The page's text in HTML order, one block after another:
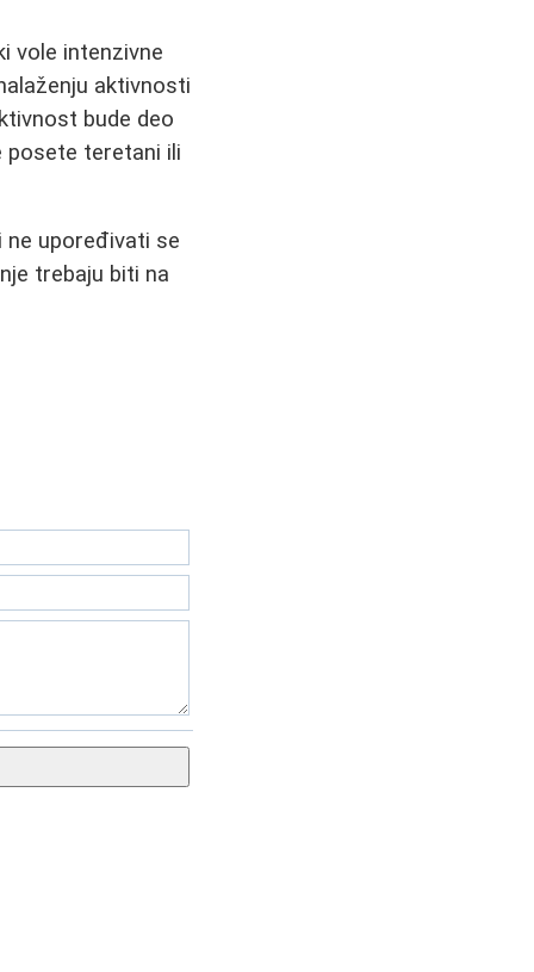
vole intenzivne
aktivnosti
bude deo
posete teretani ili
ne upoređivati se
trebaju biti na